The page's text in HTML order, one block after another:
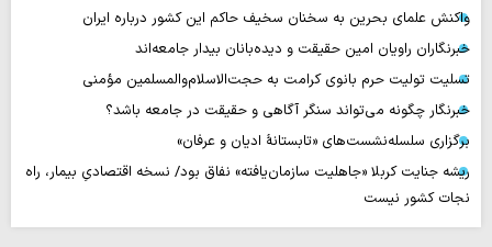
واکنش علمای بحرین به سخنان سخیف حاکم این کشور درباره ایران
خبرنگاران راویان امین حقیقت و دیده‌بانان بیدار جامعه‌اند
تسلیت تولیت حرم بانوی کرامت به حجت‌الاسلام‌والمسلمین مؤمنی
خبرنگار چگونه می‌تواند سنگر آگاهی و حقیقت در جامعه باشد؟
برگزاری سلسله‌نشست‌های «تابستانهٔ ادیان و عرفان»
ریشه جنایت کربلا «جاهلیت سازمان‌یافته» نفاق بود/ نسخه اقتصادیِ بیمار، راه
نجات کشور نیست